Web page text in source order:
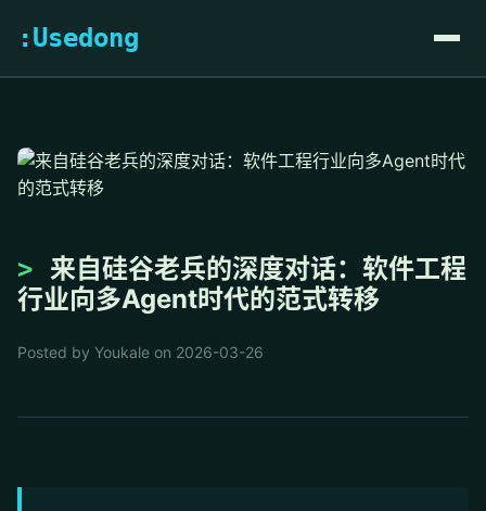
:Usedong
来自硅谷老兵的深度对话：软件工程
行业向多Agent时代的范式转移
Posted by Youkale on 2026-03-26